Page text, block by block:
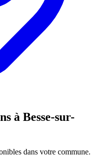
à Besse-sur-
dans votre commune.